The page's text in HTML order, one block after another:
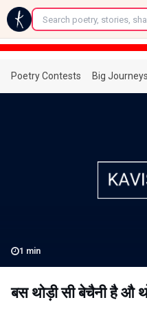
←
Poetry Contests Big Journeys
1 min
बस थोड़ी सी बेचैनी है औ